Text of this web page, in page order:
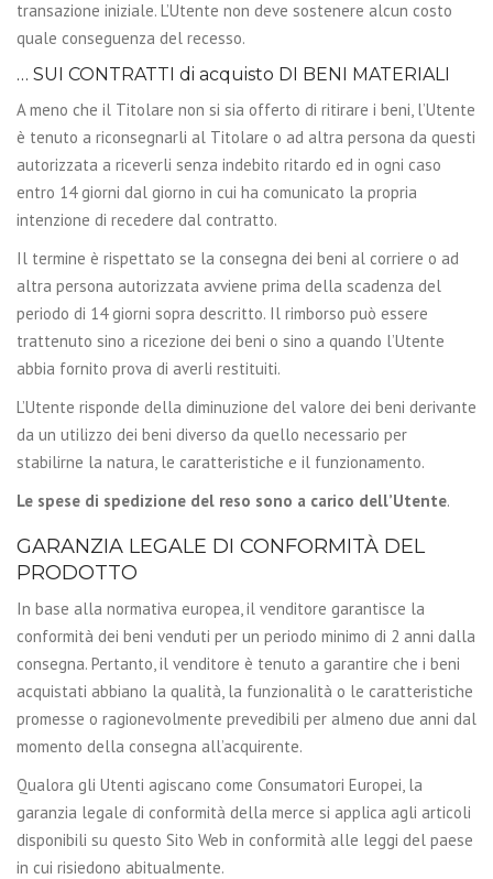
transazione iniziale. L’Utente non deve sostenere alcun costo
quale conseguenza del recesso.
… SUI CONTRATTI di acquisto DI BENI MATERIALI
A meno che il Titolare non si sia offerto di ritirare i beni, l’Utente
è tenuto a riconsegnarli al Titolare o ad altra persona da questi
autorizzata a riceverli senza indebito ritardo ed in ogni caso
entro 14 giorni dal giorno in cui ha comunicato la propria
intenzione di recedere dal contratto.
Il termine è rispettato se la consegna dei beni al corriere o ad
altra persona autorizzata avviene prima della scadenza del
periodo di 14 giorni sopra descritto. Il rimborso può essere
trattenuto sino a ricezione dei beni o sino a quando l’Utente
abbia fornito prova di averli restituiti.
L’Utente risponde della diminuzione del valore dei beni derivante
da un utilizzo dei beni diverso da quello necessario per
stabilirne la natura, le caratteristiche e il funzionamento.
Le spese di spedizione del reso sono a carico dell’Utente.
GARANZIA LEGALE DI CONFORMITÀ DEL
PRODOTTO
In base alla normativa europea, il venditore garantisce la
conformità dei beni venduti per un periodo minimo di 2 anni dalla
consegna. Pertanto, il venditore è tenuto a garantire che i beni
acquistati abbiano la qualità, la funzionalità o le caratteristiche
promesse o ragionevolmente prevedibili per almeno due anni dal
momento della consegna all’acquirente.
Qualora gli Utenti agiscano come Consumatori Europei, la
garanzia legale di conformità della merce si applica agli articoli
disponibili su questo Sito Web in conformità alle leggi del paese
in cui risiedono abitualmente.